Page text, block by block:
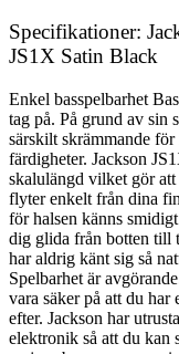
Specifikationer:
JS1X Satin Black
Enkel basspelbarhet
tag på. På grund av sin
särskilt skrämmande
färdigheter. Jackson
skalulängd vilket gör
flyter enkelt från dina
för halsen känns
dig glida från botten till
har aldrig känt sig så
Spelbarhet är
vara säker på att du har
efter. Jackson har
elektronik så att du kan